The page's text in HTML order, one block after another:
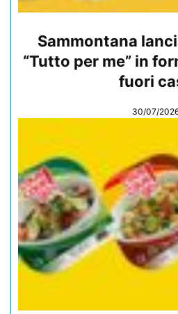
Sammontana
“Tutto per me” in
fuori
30/07/